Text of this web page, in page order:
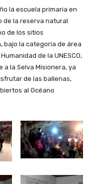
la escuela primaria en
de la reserva natural
de los sitios
bajo la categoría de área
de la UNESCO,
la Selva Misionera, ya
de las ballenas,
al Océano